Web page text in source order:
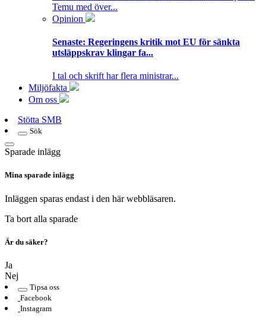
Temu med över...
Opinion
Senaste: Regeringens kritik mot EU för sänkta
utsläppskrav klingar fa...
I tal och skrift har flera ministrar...
Miljöfakta
Om oss
Stötta SMB
Sök
Sparade inlägg
Mina sparade inlägg
Inläggen sparas endast i den här webbläsaren.
Ta bort alla sparade
Är du säker?
Ja
Nej
Tipsa oss
Facebook
Instagram